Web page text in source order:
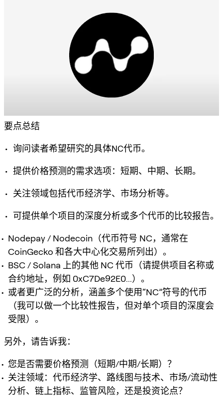
要点总结
• 询问读者希望研究的具体NC代币。
• 提供价格预测的需求选项：短期、中期、长期。
• 关注领域包括代币经济学、市场分析等。
• 可提供单个项目的深度分析或多个代币的比较报告。
Nodepay / Nodecoin（代币符号 NC，通常在
CoinGecko 和各大中心化交易所列出）。
BSC / Solana 上的其他 NC 代币（请提供项目名称或
合约地址，例如 0xC7De92E0...）。
或者更广泛的分析，涵盖多个使用“NC”符号的代币
（我可以做一个比较性报告，但对单个项目的深度会
受限）。
另外，请告诉我：
您是否需要价格预测（短期/中期/长期）？
关注领域：代币经济学、路线图与技术、市场/流动性
分析、链上指标、监管风险，还是投资论点？